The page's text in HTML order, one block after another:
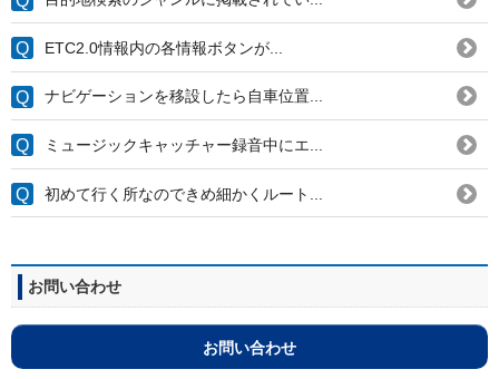
ETC2.0情報内の各情報ボタンが...
ナビゲーションを移設したら自車位置...
ミュージックキャッチャー録音中にエ...
初めて行く所なのできめ細かくルート...
お問い合わせ
お問い合わせ